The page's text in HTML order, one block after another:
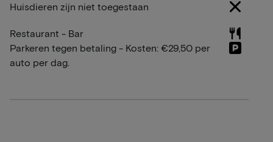
Huisdieren zijn niet toegestaan
Restaurant - Bar
Parkeren tegen betaling - Kosten: €29,50 per
auto per dag.